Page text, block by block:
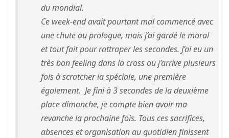
du mondial.
Ce week-end avait pourtant mal commencé avec
une chute au prologue, mais j’ai gardé le moral
et tout fait pour rattraper les secondes. J’ai eu un
très bon feeling dans la cross ou j’arrive plusieurs
fois à scratcher la spéciale, une première
également. Je fini à 3 secondes de la deuxième
place dimanche, je compte bien avoir ma
revanche la prochaine fois. Tous ces sacrifices,
absences et organisation au quotidien finissent